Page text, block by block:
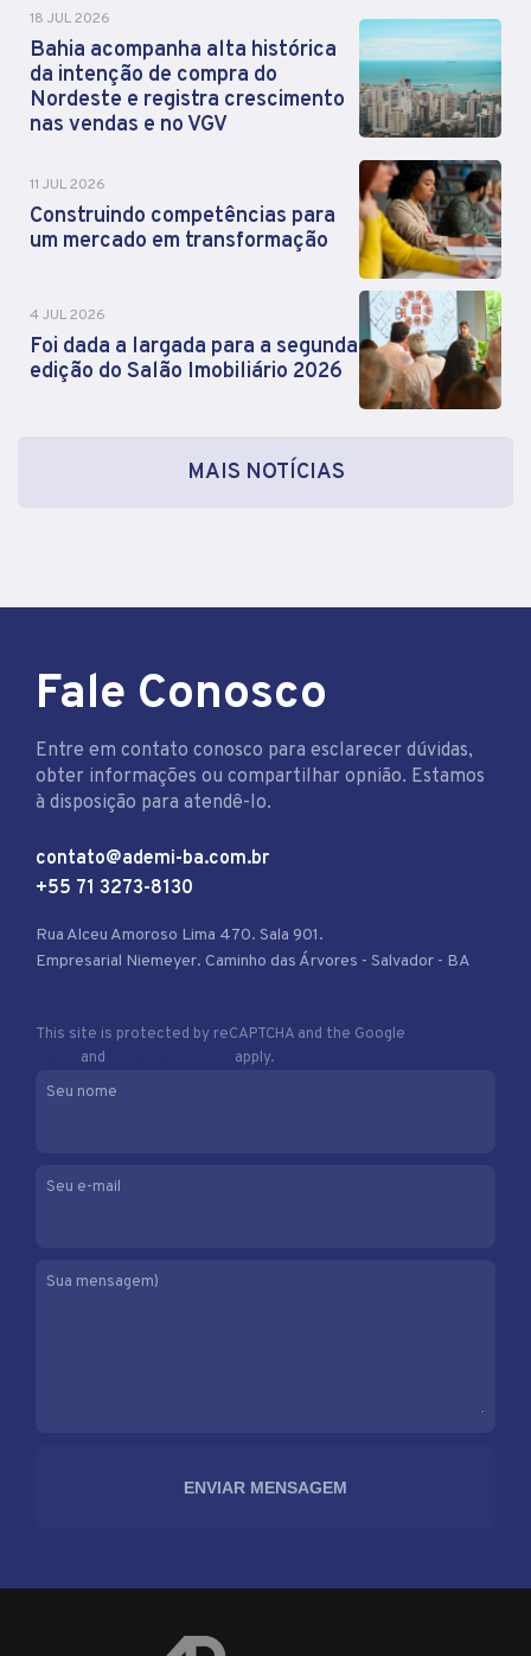
18 JUL 2026
Bahia acompanha alta histórica
da intenção de compra do
Nordeste e registra crescimento
nas vendas e no VGV
11 JUL 2026
Construindo competências para
um mercado em transformação
4 JUL 2026
Foi dada a largada para a segunda
edição do Salão Imobiliário 2026
MAIS NOTÍCIAS
Fale Conosco
Entre em contato conosco para esclarecer dúvidas,
obter informações ou compartilhar opnião. Estamos
à disposição para atendê-lo.
contato@ademi-ba.com.br
+55 71 3273-8130
Rua Alceu Amoroso Lima 470. Sala 901.
Empresarial Niemeyer. Caminho das Árvores - Salvador - BA
This site is protected by reCAPTCHA and the Google
and
apply.
Seu nome
Seu e-mail
Sua mensagem)